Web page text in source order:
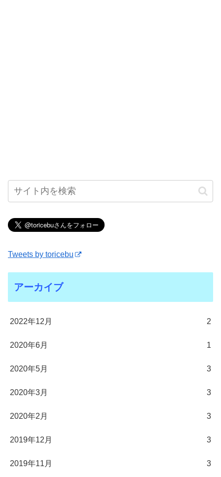
Tweets by toricebu
アーカイブ
2022年12月 2
2020年6月 1
2020年5月 3
2020年3月 3
2020年2月 3
2019年12月 3
2019年11月 3